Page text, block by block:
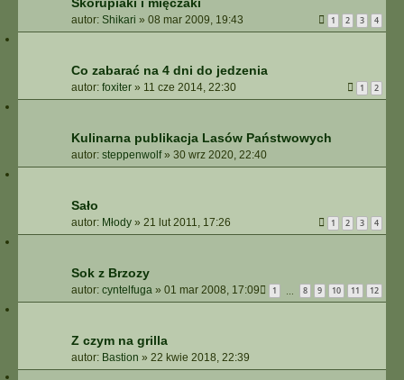
autor: Shikari » 08 mar 2009, 19:43 1 2 3 4
Co zabarać na 4 dni do jedzenia
autor: foxiter » 11 cze 2014, 22:30 1 2
Kulinarna publikacja Lasów Państwowych
autor: steppenwolf» 30 wrz 2020, 22:40
Sało
autor: Młody » 21 lut 2011, 17:26 1 2 3 4
Sok z Brzozy
autor: cyntelfuga » 01 mar 2008, 17:09 1 8 9 10 11 12
Z czym na grilla
autor: Bastion » 22 kwie 2018, 22:39